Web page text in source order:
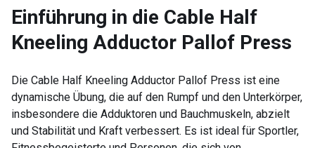
Einführung in die Cable Half
Kneeling Adductor Pallof Press
Die Cable Half Kneeling Adductor Pallof Press ist eine
dynamische Übung, die auf den Rumpf und den Unterkörper,
insbesondere die Adduktoren und Bauchmuskeln, abzielt
und Stabilität und Kraft verbessert. Es ist ideal für Sportler,